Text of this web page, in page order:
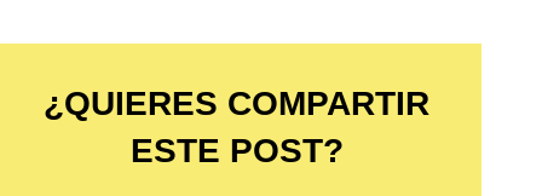
¿QUIERES COMPARTIR
ESTE POST?